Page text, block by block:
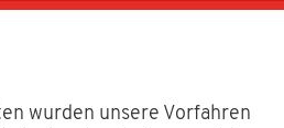
wurden unsere Vorfahren